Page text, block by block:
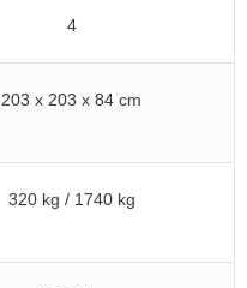
4
203 x 203 x 84 cm
320 kg / 1740 kg